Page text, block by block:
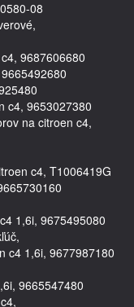
08
9687606680
c4, 9653027380
na citroen c4,
c4, T1006419G
1,6i, 9675495080
c4 1,6i, 9677987180
9665547480